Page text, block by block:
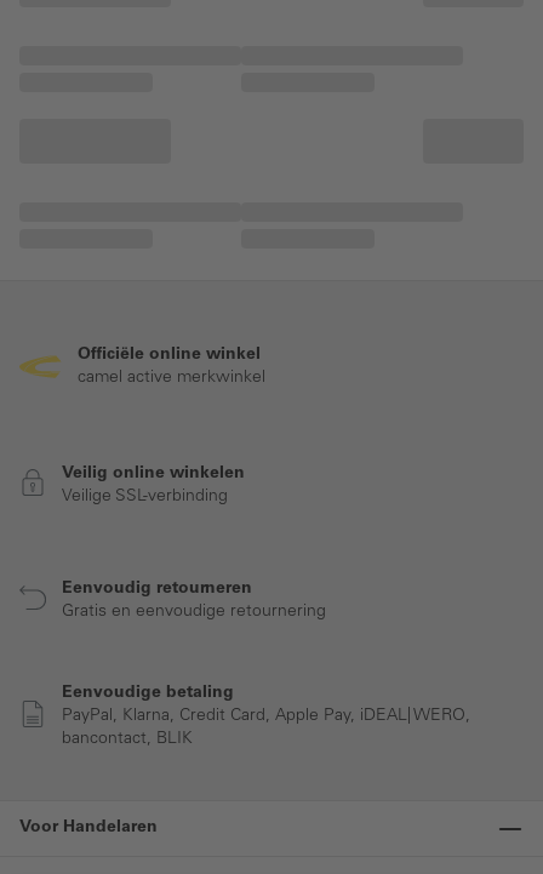
Officiële online winkel
camel active merkwinkel
Veilig online winkelen
Veilige SSL-verbinding
Eenvoudig retourneren
Gratis en eenvoudige retournering
Eenvoudige betaling
PayPal, Klarna, Credit Card, Apple Pay, iDEAL| WERO,
bancontact, BLIK
Voor Handelaren